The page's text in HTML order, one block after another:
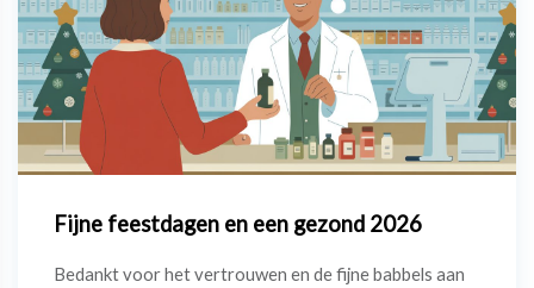
Fijne feestdagen en een gezond 2026
Bedankt voor het vertrouwen en de fijne babbels aan